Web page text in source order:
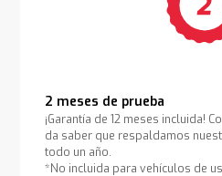
2 meses de prueba
¡Garantía de 12 meses incluida!
da saber que respaldamos
todo un año.
*No incluida para vehículos de